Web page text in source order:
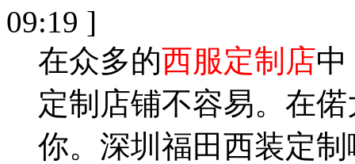
09:19 ]
在众多的西服定制店
定制店铺不容易。在
你。深圳福田西装定